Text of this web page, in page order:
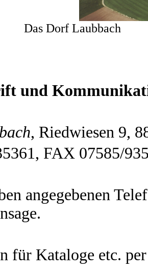
Das Dorf
und
, Riedwiesen 9,
FAX 07585/
angegebenen
für Kataloge etc.